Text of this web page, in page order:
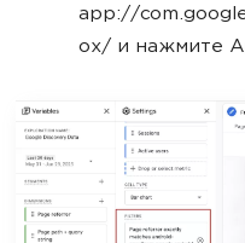
app://
ox/ и нажмите